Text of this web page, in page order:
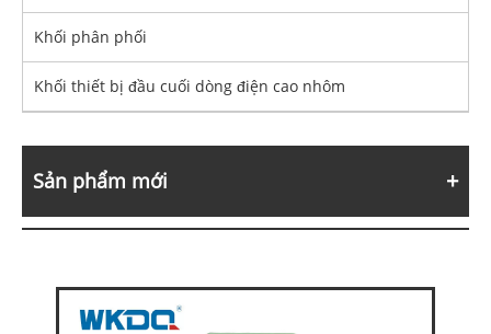
Khối phân phối
Khối thiết bị đầu cuối dòng điện cao nhôm
Sản phẩm mới